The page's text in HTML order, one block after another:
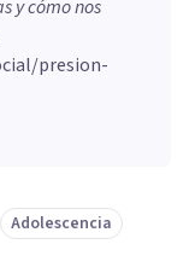
y cómo nos
presion-
Adolescencia